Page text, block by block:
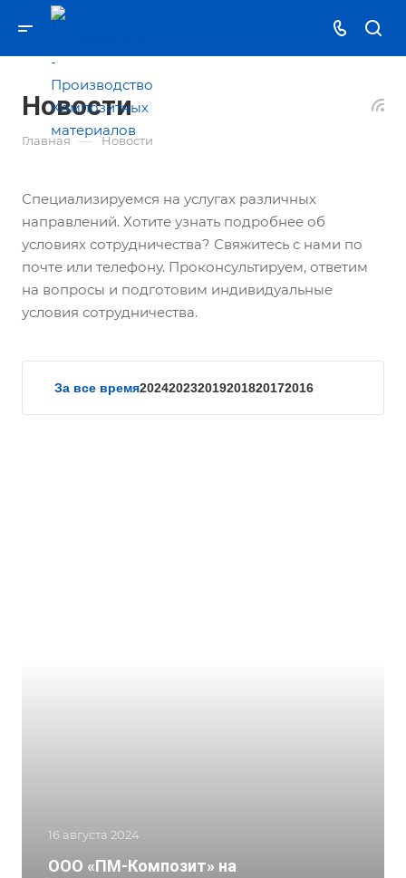
Новости
Главная — Новости
Специализируемся на услугах различных
направлений. Хотите узнать подробнее об
условиях сотрудничества? Свяжитесь с нами по
почте или телефону. Проконсультируем, ответим
на вопросы и подготовим индивидуальные
условия сотрудничества.
За все время202420232019201820172016
16 августа 2024
ООО «ПМ-Композит» на